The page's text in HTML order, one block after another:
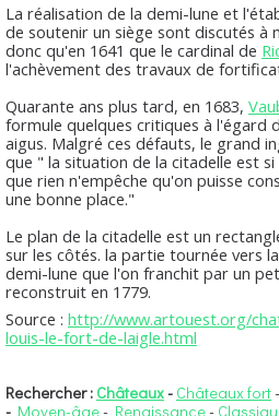
La réalisation de la demi-lune et
de soutenir un siège sont discutés à
donc qu'en 1641 que le cardinal de
l'achèvement des travaux de
Quarante ans plus tard, en 1683,
formule quelques critiques à l'égard
aigus. Malgré ces défauts, le grand
que " la situation de la citadelle est
que rien n'empêche qu'on puisse
une bonne place."
Le plan de la citadelle est un
sur les côtés. la partie tournée vers
demi-lune que l'on franchit par un
reconstruit en 1779.
Source : http://www.artouest.org/
louis-le-fort-de-laigle.html
Rechercher : Châteaux- Châteaux fort-
- Moyen-âge- Renaissance-